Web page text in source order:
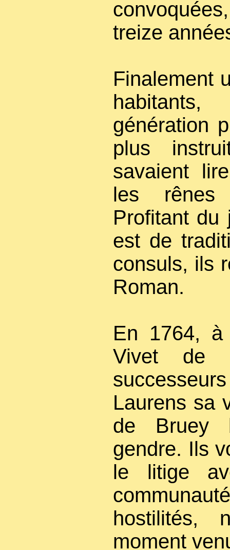
treize
Finalement
génération
plus
savaient
les rênes
Profitant
est de
consuls, ils
Roman.
En 1764,
Vivet de
Laurens sa
de Bruey
gendre. Ils
le litige
hostilités,
moment